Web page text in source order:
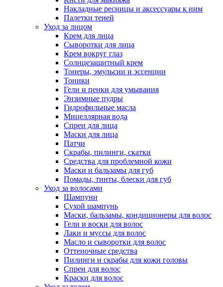
Накладные ресницы и аксессуары к ним
Палетки теней
Уход за лицом
Крем для лица
Сыворотки для лица
Крем вокруг глаз
Солнцезащитный крем
Тонеры, эмульсии и эссенции
Тоники
Гели и пенки для умывания
Энзимные пудры
Гидрофильные масла
Мицеллярная вода
Спреи для лица
Маски для лица
Патчи
Скрабы, пилинги, скатки
Средства для проблемной кожи
Маски и бальзамы для губ
Помады, тинты, блески для губ
Уход за волосами
Шампуни
Сухой шампунь
Маски, бальзамы, кондиционеры для волос
Гели и воски для волос
Лаки и муссы для волос
Масло и сыворотки для волос
Оттеночные средства
Пилинги и скрабы для кожи головы
Спреи для волос
Краски для волос